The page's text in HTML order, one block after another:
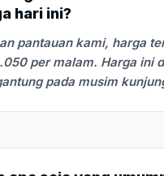
hari ini?
pantauan kami, harga
per malam. Harga ini
pada musim